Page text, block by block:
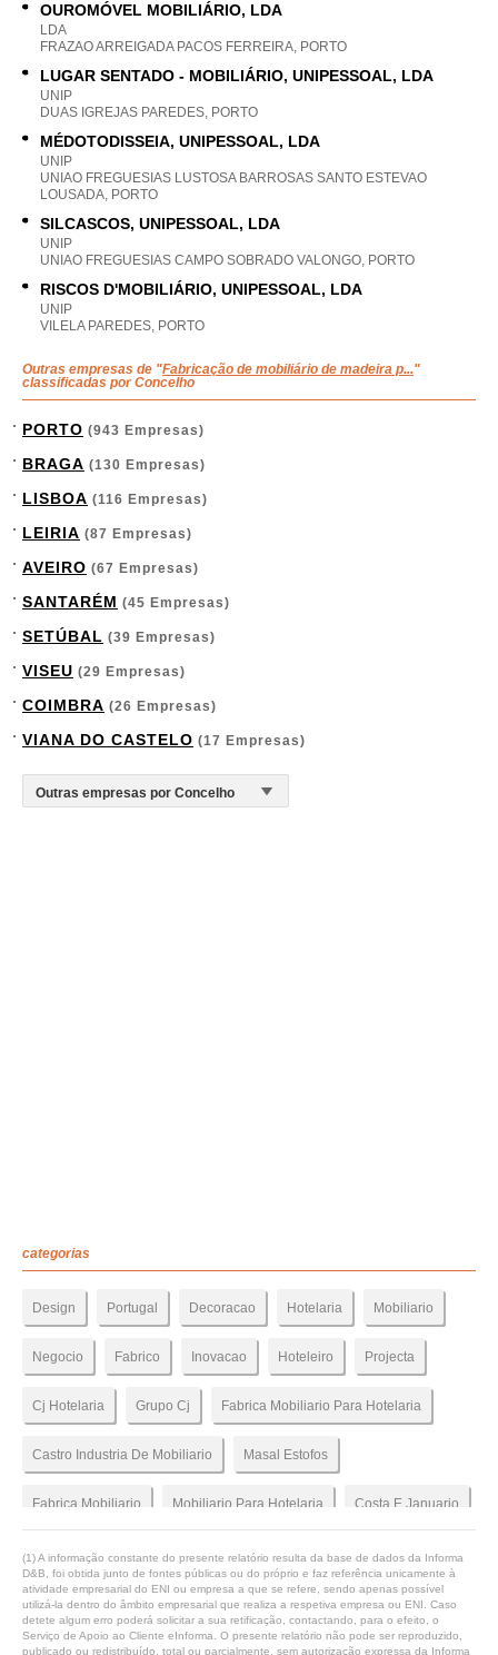
OUROMÓVEL MOBILIÁRIO, LDA
LDA
FRAZAO ARREIGADA PACOS FERREIRA, PORTO
LUGAR SENTADO - MOBILIÁRIO, UNIPESSOAL, LDA
UNIP
DUAS IGREJAS PAREDES, PORTO
MÉDOTODISSEIA, UNIPESSOAL, LDA
UNIP
UNIAO FREGUESIAS LUSTOSA BARROSAS SANTO ESTEVAO
LOUSADA, PORTO
SILCASCOS, UNIPESSOAL, LDA
UNIP
UNIAO FREGUESIAS CAMPO SOBRADO VALONGO, PORTO
RISCOS D'MOBILIÁRIO, UNIPESSOAL, LDA
UNIP
VILELA PAREDES, PORTO
Outras empresas de "Fabricação de mobiliário de madeira p..."
classificadas por Concelho
PORTO (943 Empresas)
BRAGA (130 Empresas)
LISBOA (116 Empresas)
LEIRIA (87 Empresas)
AVEIRO (67 Empresas)
SANTARÉM (45 Empresas)
SETÚBAL (39 Empresas)
VISEU (29 Empresas)
COIMBRA (26 Empresas)
VIANA DO CASTELO (17 Empresas)
categorias
Design Portugal Decoracao Hotelaria Mobiliario
Negocio Fabrico Inovacao Hoteleiro Projecta
Cj Hotelaria Grupo Cj Fabrica Mobiliario Para Hotelaria
Castro Industria De Mobiliario Masal Estofos
Fabrica Mobiliario Mobiliario Para Hotelaria Costa E Januario
Gabinete De Design
(1) A informação constante do presente relatório resulta da base de dados da Informa
D&B, foi obtida junto de fontes públicas ou do próprio e faz referência unicamente à
atividade empresarial do ENI ou empresa a que se refere, sendo apenas possível
utilizá-la dentro do âmbito empresarial que realiza a respetiva empresa ou ENI. Caso
detete algum erro poderá solicitar a sua retificação, contactando, para o efeito, o
Serviço de Apoio ao Cliente eInforma. O presente relatório não pode ser reproduzido,
publicado ou redistribuído, total ou parcialmente, sem autorização expressa da Informa